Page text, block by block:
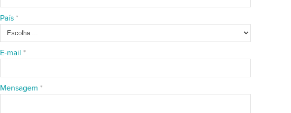
País *
E-mail *
Mensagem *